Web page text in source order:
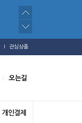
관심상품
오는길
개인결제